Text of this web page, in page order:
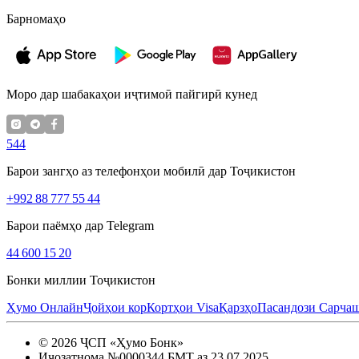
Барномаҳо
Моро дар шабакаҳои иҷтимоӣ пайгирӣ кунед
544
Барои зангҳо аз телефонҳои мобилӣ дар Тоҷикистон
+992 88 777 55 44
Барои паёмҳо дар Telegram
44 600 15 20
Бонки миллии Тоҷикистон
Ҳумо ОнлайнҶойҳои корКортҳои VisaҚарзҳоПасандози
© 2026 ҶСП «Ҳумо Бонк»